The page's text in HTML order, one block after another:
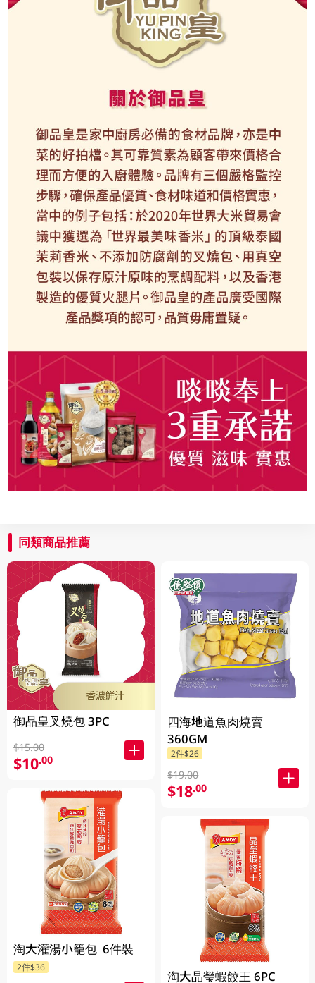
同類商品推薦
御品皇叉燒包 3PC
$15.00
$10.00
淘大灌湯小籠包 6件裝
2件$36
四海地道魚肉燒賣
360GM
2件$26
$19.00
$18.00
淘大晶瑩蝦餃王 6PC